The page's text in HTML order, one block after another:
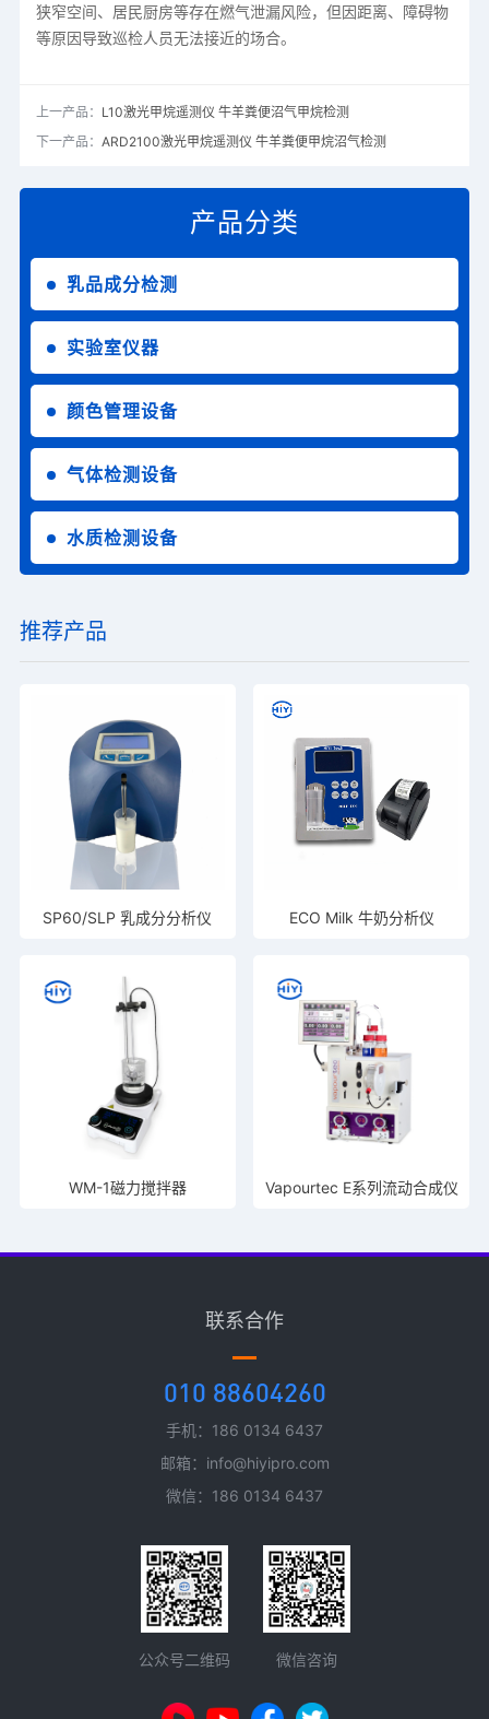
产品分类
乳品成分检测
实验室仪器
颜色管理设备
气体检测设备
水质检测设备
狭窄空间、居民厨房等存在燃气泄漏风险，但因距离、障碍物
等原因导致巡检人员无法接近的场合。
上一产品： L10激光甲烷遥测仪 牛羊粪便沼气甲烷检测
下一产品： ARD2100激光甲烷遥测仪 牛羊粪便甲烷沼气检测
推荐产品
SP60/SLP 乳成分分析仪 ECO Milk 牛奶分析仪
WM-1磁力搅拌器 Vapourtec E系列流动合成仪
联系合作
010 88604260
手机：186 0134 6437
邮箱：info@hiyipro.com
微信：186 0134 6437
公众号二维码 微信咨询